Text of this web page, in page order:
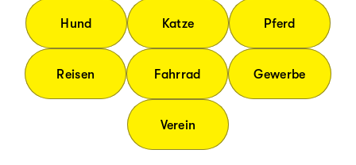
Hund Katze Pferd
Reisen Fahrrad Gewerbe
Verein